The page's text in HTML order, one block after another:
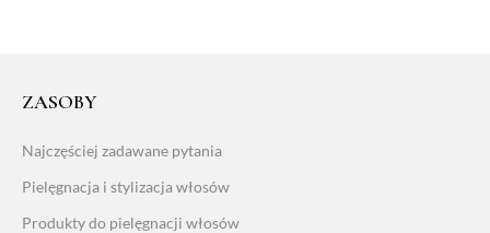
ZASOBY
Najczęściej zadawane pytania
Pielęgnacja i stylizacja włosów
Produkty do pielęgnacji włosów